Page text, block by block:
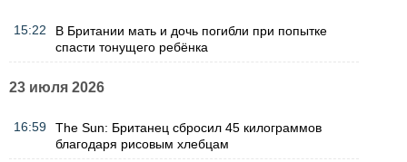
15:22
В Британии мать и дочь погибли при попытке
спасти тонущего ребёнка
23 июля 2026
16:59
The Sun: Британец сбросил 45 килограммов
благодаря рисовым хлебцам